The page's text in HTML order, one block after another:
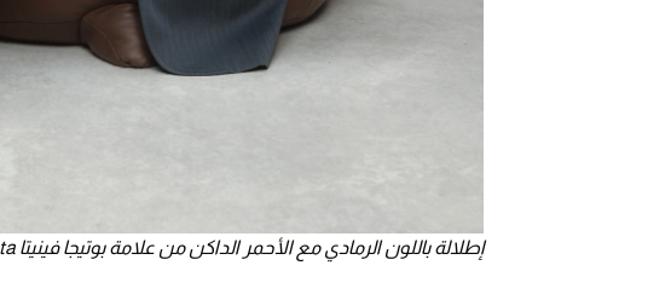
إطلالة باللون الرمادي مع الأحمر الداكن من علامة بوتيجا فينيتا Bottega Veneta للرجال - المصدر : Bottega Veneta